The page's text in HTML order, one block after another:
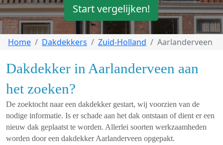
Start vergelijken!
Home Dakdekkers Zuid-Holland Aarlanderveen
Dakdekker in Aarlanderveen aan
het zoeken?
De zoektocht naar een dakdekker gestart, wij voorzien van de
nodige informatie. Is er schade aan het dak ontstaan of dient er een
nieuw dak geplaatst te worden. Allerlei soorten werkzaamheden
worden door een dakdekker Aarlanderveen opgepakt.